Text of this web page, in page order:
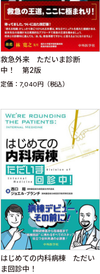
救急外来 ただいま診断
中！ 第2版
定価：7,040円（税込）
はじめての内科病棟 ただい
ま回診中！